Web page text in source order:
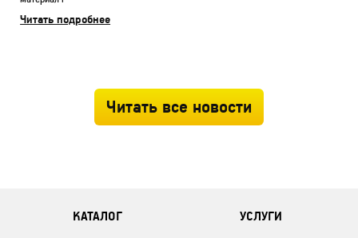
Читать подробнее
Читать все новости
КАТАЛОГ УСЛУГИ